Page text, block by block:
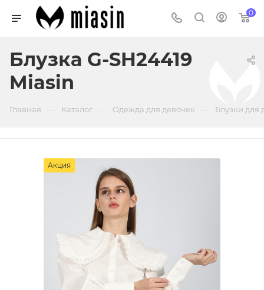
0
Блузка G-SH24419
Miasin
Главная Каталог Одежда для девочек Блузки для
Акция